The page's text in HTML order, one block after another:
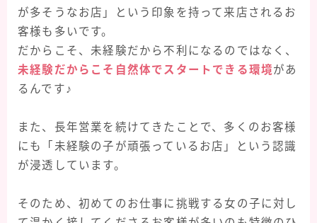
が多そうなお店」という印象を持って来店されるお
客様も多いです。
だからこそ、未経験だから不利になるのではなく、
未経験だからこそ自然体でスタートできる環境があ
るんです♪
また、長年営業を続けてきたことで、多くのお客様
にも「未経験の子が頑張っているお店」という認識
が浸透しています。
そのため、初めてのお仕事に挑戦する女の子に対し